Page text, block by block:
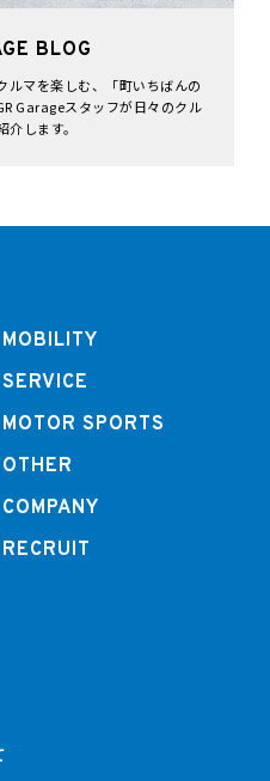
BLOG
ルマを楽しむ、「町いちばんの
Garageスタッフが日々のクル
介します。
MOBILITY
SERVICE
MOTOR SPORTS
OTHER
COMPANY
RECRUIT